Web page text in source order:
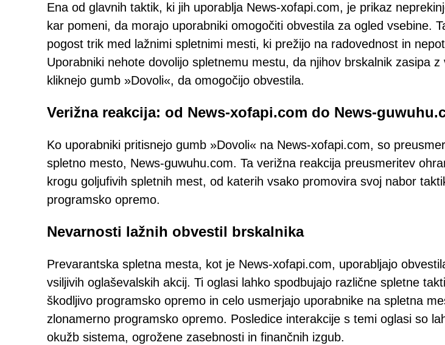
Ena od glavnih taktik, ki jih uporablja News-xofapi.com, je prikaz
kar pomeni, da morajo uporabniki omogočiti obvestila za ogled vsebine.
pogost trik med lažnimi spletnimi mesti, ki prežijo na radovednost in
Uporabniki nehote dovolijo spletnemu mestu, da njihov brskalnik zasipa
kliknejo gumb »Dovoli«, da omogočijo obvestila.
Verižna reakcija: od News-xofapi.com do News-
Ko uporabniki pritisnejo gumb »Dovoli« na News-xofapi.com, so
spletno mesto, News-guwuhu.com. Ta verižna reakcija preusmeritev
krogu goljufivih spletnih mest, od katerih vsako promovira svoj nabor
programsko opremo.
Nevarnosti lažnih obvestil brskalnika
Prevarantska spletna mesta, kot je News-xofapi.com, uporabljajo
vsiljivih oglaševalskih akcij. Ti oglasi lahko spodbujajo različne spletne
škodljivo programsko opremo in celo usmerjajo uporabnike na spletna
zlonamerno programsko opremo. Posledice interakcije s temi oglasi so
okužb sistema, ogrožene zasebnosti in finančnih izgub.